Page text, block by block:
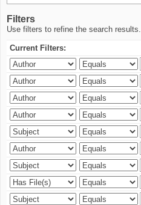
Filters
Use filters to refine the search results.
Current Filters: